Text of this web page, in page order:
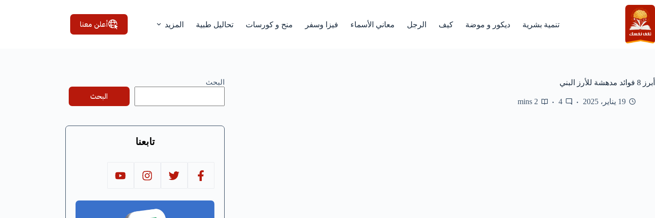
التجاوز
إلى
المحتوى
تنمية بشرية ديكور و موضة كيف الرجل معاني الأسماء فيزا وسفر منح و كورسات تحاليل طبية المزيد أعلن معنا
أبرز 8 فوائد مدهشة للأرز البني
19 يناير، 2025 4
2 mins
البحث
البحث
تابعنا